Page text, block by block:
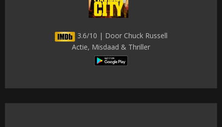
3.6/10 | Door Chuck Russell
Actie, Misdaad & Thriller